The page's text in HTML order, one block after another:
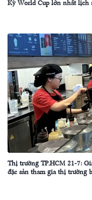
Kỳ World Cup lớn nhất lịch
Thị trường TP.HCM 21-7:
đặc sản tham gia thị trường